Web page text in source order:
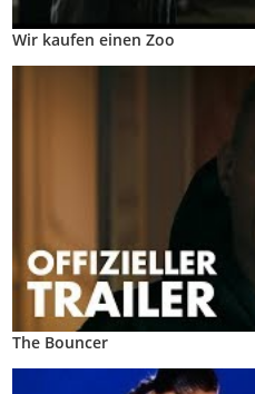
Wir kaufen einen Zoo
The Bouncer